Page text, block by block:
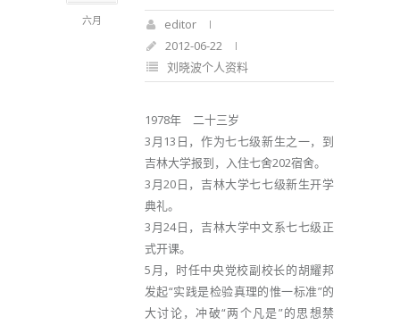
六月
editor
2012-06-22
刘晓波个人资料
1978年 二十三岁
3月13日，作为七七级新生之一，到
吉林大学报到，入住七舍202宿舍。
3月20日，吉林大学七七级新生开学
典礼。
3月24日，吉林大学中文系七七级正
式开课。
5月，时任中央党校副校长的胡耀邦
发起“实践是检验真理的惟一标准”的
大讨论，冲破“两个凡是”的思想禁